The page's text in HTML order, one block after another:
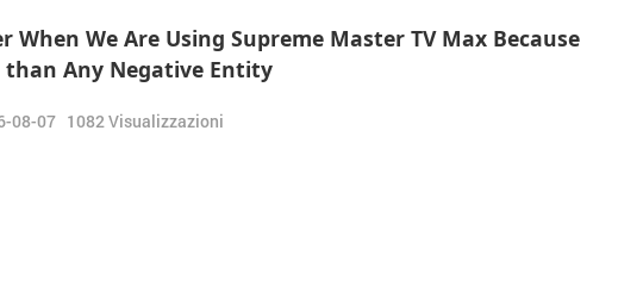
We Are Using Supreme Master TV Max Because
Any Negative Entity
08-07 1082 Visualizzazioni